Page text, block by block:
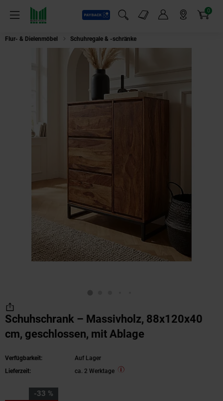
Menü
Payback
Suchfeld einblenden
Markt-Angebote 0
Artikel
Flur- & Dielenmöbel Schuhregale & -schränke
Schuhschrank – Massivholz, 88x120x40
cm, geschlossen, mit Ablage
Verfügbarkeit:
Auf Lager
Lieferzeit:
ca. 2 Werktage
-33 %
Sie Sparen 33 Prozent,